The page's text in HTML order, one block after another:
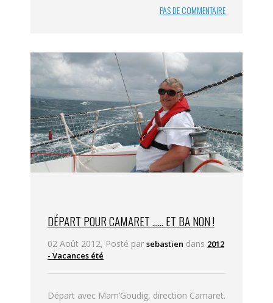
PAS DE COMMENTAIRE
DÉPART POUR CAMARET …… ET BA NON !
02 Août 2012, Posté par sebastien dans 2012
- Vacances été
Départ avec Mam’Goudig, direction Camaret.